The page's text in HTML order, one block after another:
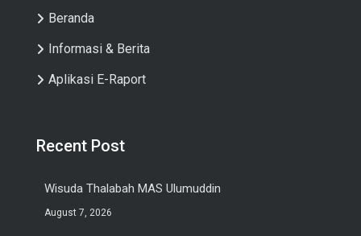
Beranda
Informasi & Berita
Aplikasi E-Raport
Recent Post
Wisuda Thalabah MAS Ulumuddin
August 7, 2026